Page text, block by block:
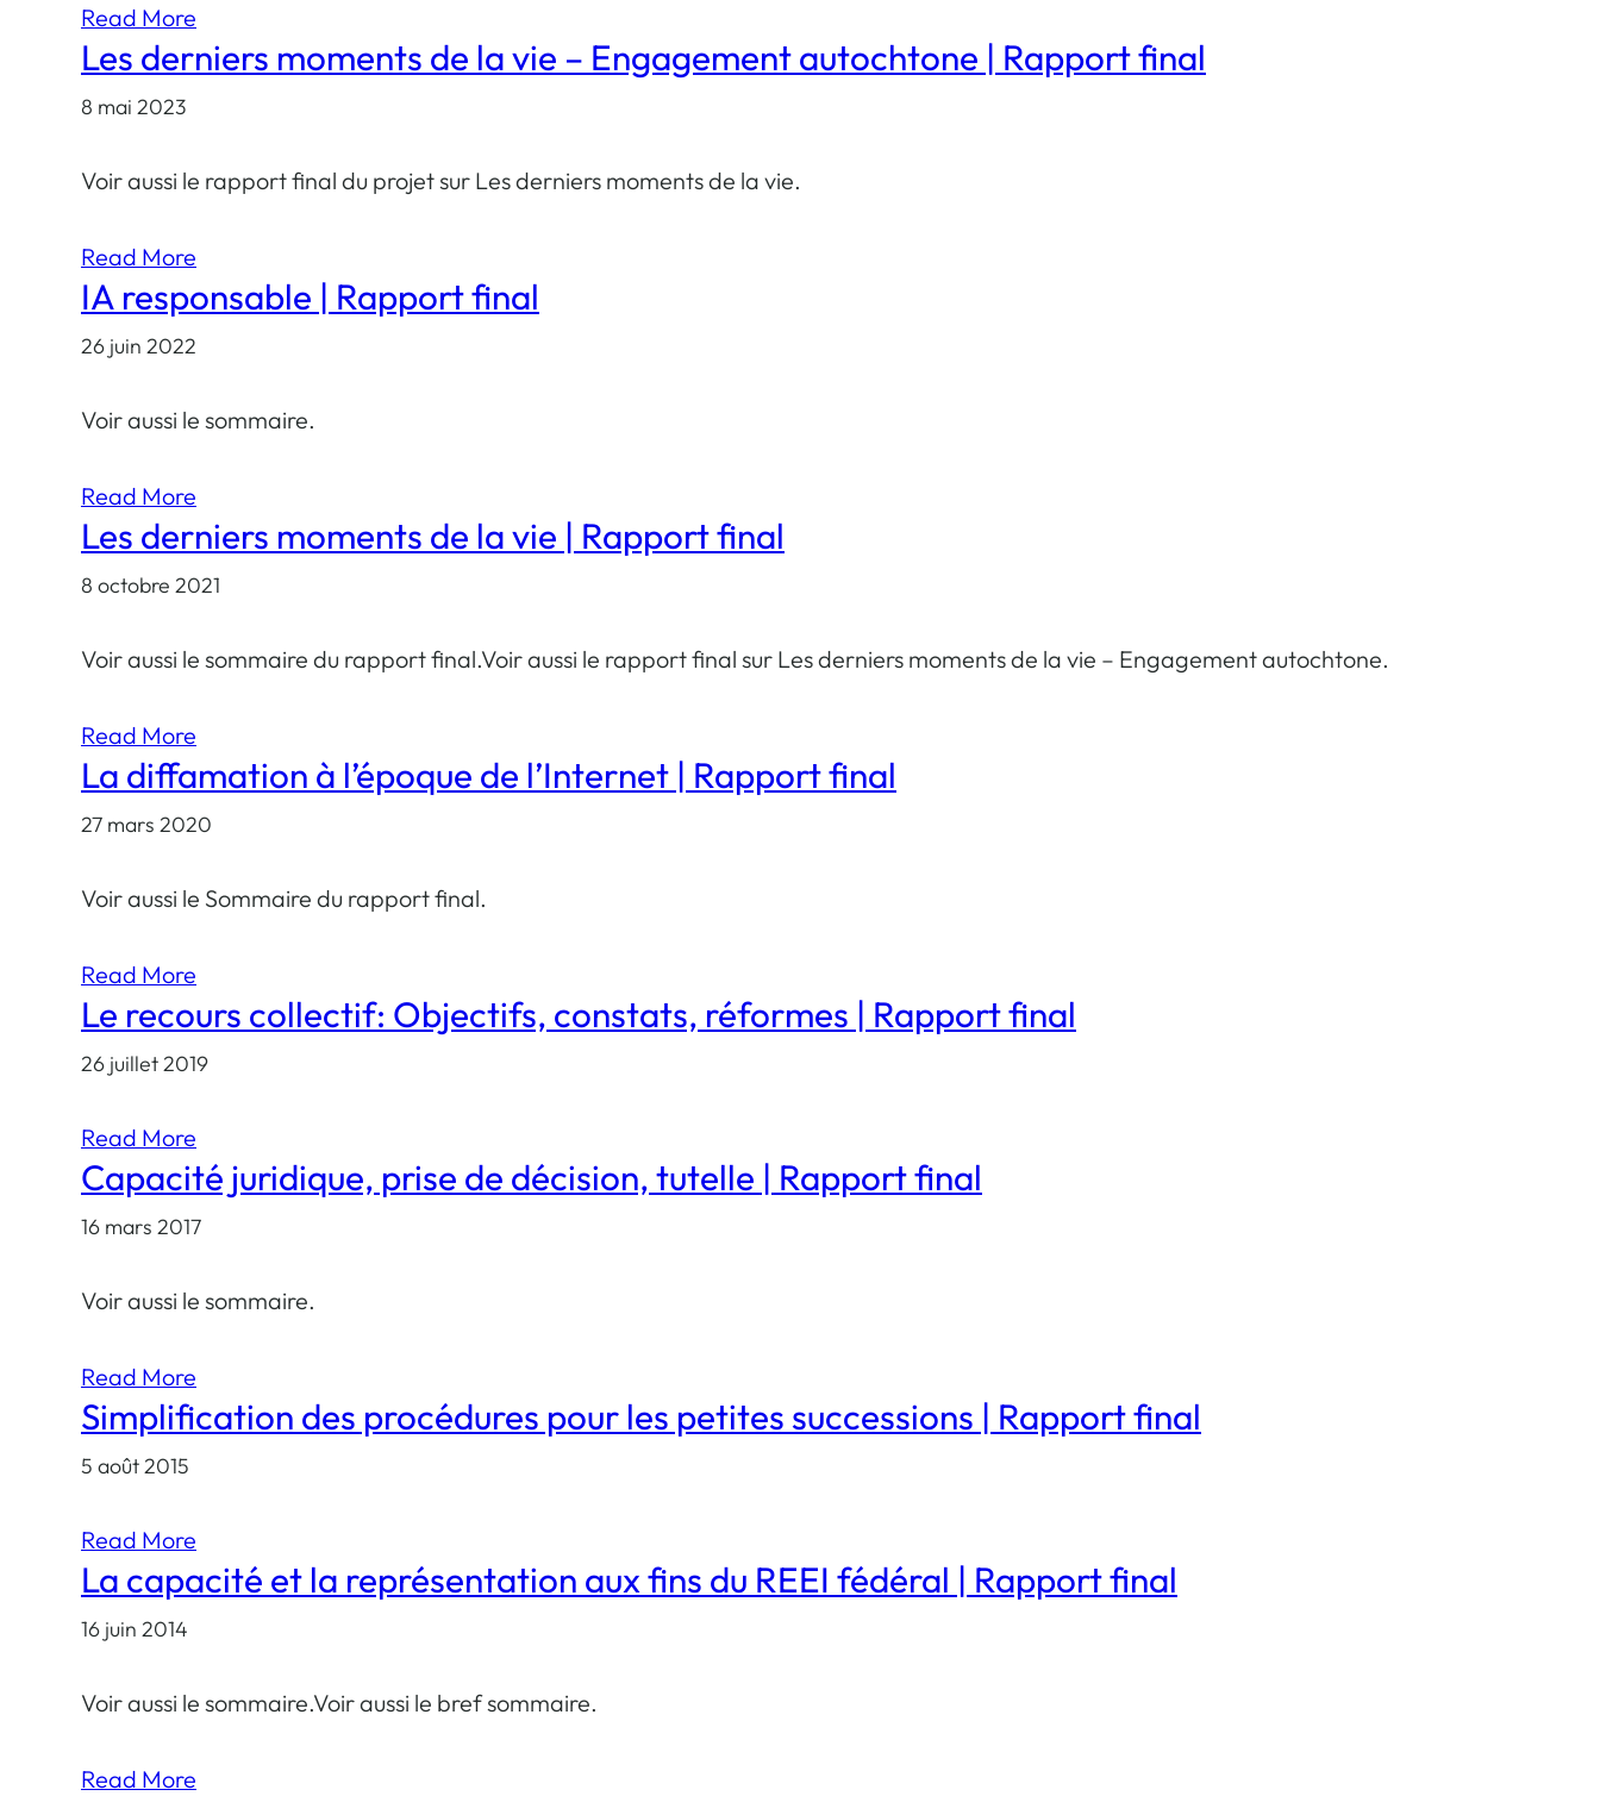
Read More
Les derniers moments de la vie – Engagement autochtone | Rapport final
8 mai 2023
Voir aussi le rapport final du projet sur Les derniers moments de la vie.
Read More
IA responsable | Rapport final
26 juin 2022
Voir aussi le sommaire.
Read More
Les derniers moments de la vie | Rapport final
8 octobre 2021
Voir aussi le sommaire du rapport final.Voir aussi le rapport final sur Les derniers moments de la vie – Engagement autochtone.
Read More
La diffamation à l’époque de l’Internet | Rapport final
27 mars 2020
Voir aussi le Sommaire du rapport final.
Read More
Le recours collectif: Objectifs, constats, réformes | Rapport final
26 juillet 2019
Read More
Capacité juridique, prise de décision, tutelle | Rapport final
16 mars 2017
Voir aussi le sommaire.
Read More
Simplification des procédures pour les petites successions | Rapport final
5 août 2015
Read More
La capacité et la représentation aux fins du REEI fédéral | Rapport final
16 juin 2014
Voir aussi le sommaire.Voir aussi le bref sommaire.
Read More